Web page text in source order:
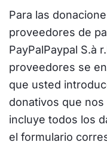
Para las
proveedores de
PayPalPaypal S.à
proveedores se
que usted
donativos que
incluye todos los
el formulario